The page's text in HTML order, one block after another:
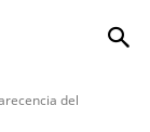
del